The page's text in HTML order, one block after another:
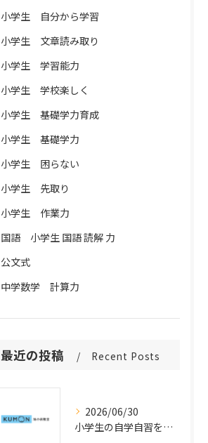
小学生 自分から学習
小学生 文章読み取り
小学生 学習能力
小学生 学校楽しく
小学生 基礎学力育成
小学生 基礎学力
小学生 困らない
小学生 先取り
小学生 作業力
国語 小学生 国語 読解 力
公文式
中学数学 計算力
最近の投稿 Recent Posts
2026/06/30
小学生の自学自習を育てる仕組みと公文式学習の活用法